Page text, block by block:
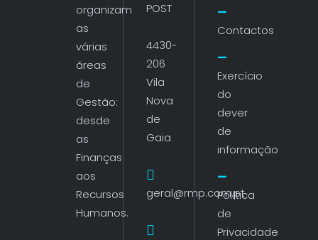
organizam
as
várias
áreas
de
Gestão:
desde
as
Finanças
aos
Recursos
Humanos.
POST
4430-
206
Vila
Nova
de
Gaia
geral@rmp.com.pt
Contactos
Exercício
do
dever
de
informação
Política
de
Privacidade